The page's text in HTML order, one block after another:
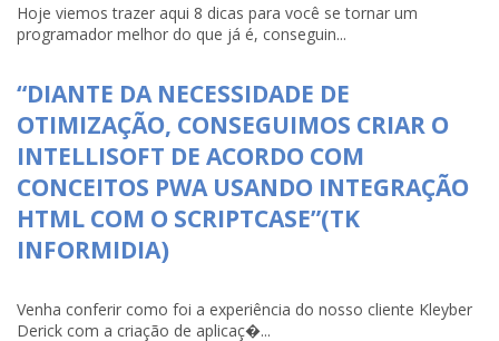
Hoje viemos trazer aqui 8 dicas para você se tornar um
programador melhor do que já é, conseguin...
“DIANTE DA NECESSIDADE DE
OTIMIZAÇÃO, CONSEGUIMOS CRIAR O
INTELLISOFT DE ACORDO COM
CONCEITOS PWA USANDO INTEGRAÇÃO
HTML COM O SCRIPTCASE”(TK
INFORMIDIA)
Venha conferir como foi a experiência do nosso cliente Kleyber
Derick com a criação de aplicaç�...